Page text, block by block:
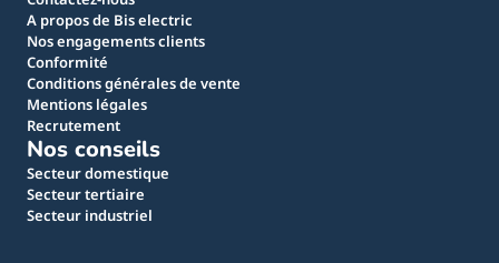
A propos de Bis electric
Nos engagements clients
Conformité
Conditions générales de vente
Mentions légales
Recrutement
Nos conseils
Secteur domestique
Secteur tertiaire
Secteur industriel